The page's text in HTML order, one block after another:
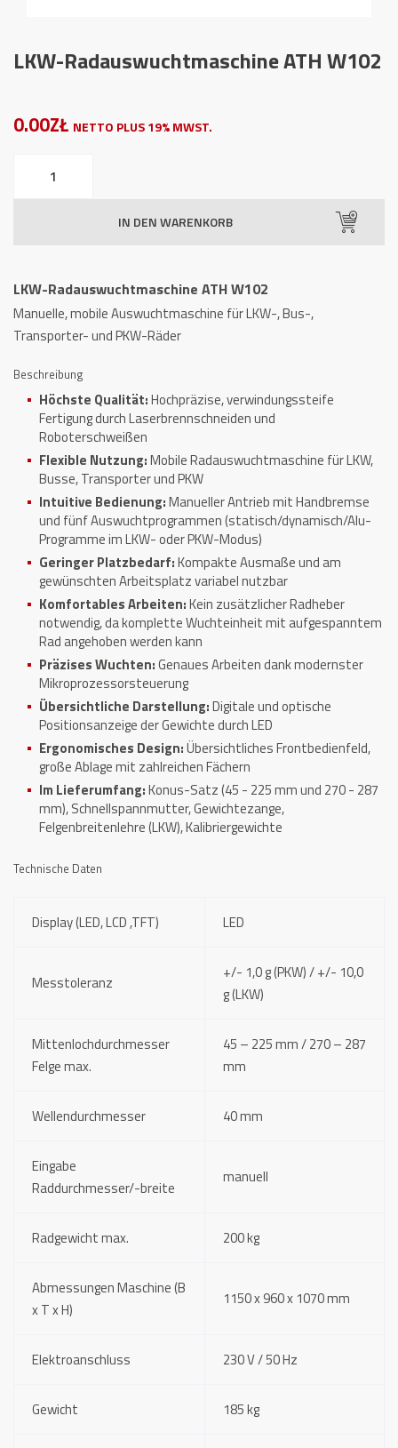
LKW-Radauswuchtmaschine ATH W102
0.00ZŁ NETTO PLUS 19% MWST.
Radauswuchtmaschine
IN DEN WARENKORB
LKW-Radauswuchtmaschine ATH W102
Manuelle, mobile Auswuchtmaschine für LKW-, Bus-,
Transporter- und PKW-Räder
Beschreibung
Höchste Qualität:Hochpräzise, verwindungssteife
Fertigung durch Laserbrennschneiden und
Roboterschweißen
Flexible Nutzung:Mobile Radauswuchtmaschine für LKW,
Busse, Transporter und PKW
Intuitive Bedienung:Manueller Antrieb mit Handbremse
und fünf Auswuchtprogrammen (statisch/dynamisch/Alu-
Programme im LKW- oder PKW-Modus)
Geringer Platzbedarf:Kompakte Ausmaße und am
gewünschten Arbeitsplatz variabel nutzbar
Komfortables Arbeiten:Kein zusätzlicher Radheber
notwendig, da komplette Wuchteinheit mit aufgespanntem
Rad angehoben werden kann
Präzises Wuchten:Genaues Arbeiten dank modernster
Mikroprozessorsteuerung
Übersichtliche Darstellung:Digitale und optische
Positionsanzeige der Gewichte durch LED
Ergonomisches Design:Übersichtliches Frontbedienfeld,
große Ablage mit zahlreichen Fächern
Im Lieferumfang:Konus-Satz (45 - 225 mm und 270 - 287
mm), Schnellspannmutter, Gewichtezange,
Felgenbreitenlehre (LKW), Kalibriergewichte
Technische Daten
Display (LED, LCD ,TFT) LED
Messtoleranz
+/- 1,0 g (PKW) / +/- 10,0
g (LKW)
Mittenlochdurchmesser
Felge max.
45 – 225 mm / 270 – 287
mm
Wellendurchmesser 40 mm
Eingabe
Raddurchmesser/-breite
manuell
Radgewicht max. 200 kg
Abmessungen Maschine (B
x T x H)
1150 x 960 x 1070 mm
Elektroanschluss 230 V / 50 Hz
Gewicht 185 kg